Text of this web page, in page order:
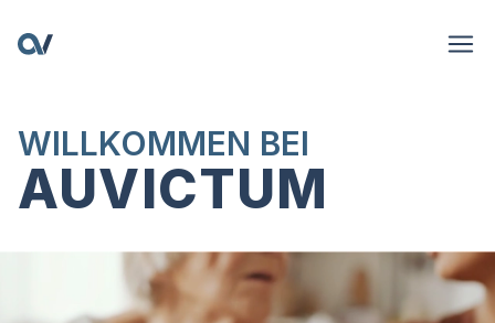
WILLKOMMEN BEI
AUVICTUM